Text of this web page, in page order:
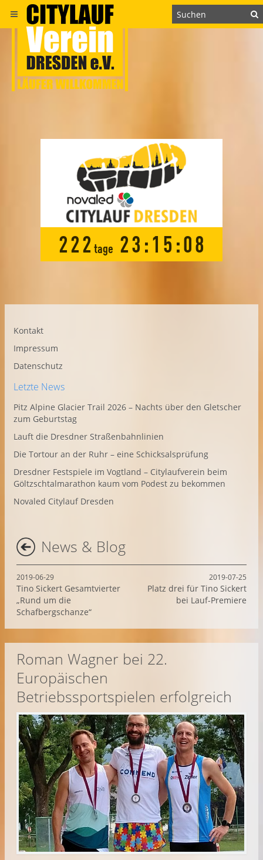
222 tage 23 : 1 5 :07
Kontakt
Impressum
Datenschutz
Letzte News
Pitz Alpine Glacier Trail 2026 – Nachts über den Gletscher
zum Geburtstag
Lauft die Dresdner Straßenbahnlinien
Die Tortour an der Ruhr – eine Schicksalsprüfung
Dresdner Festspiele im Vogtland – Citylaufverein beim
Göltzschtalmarathon kaum vom Podest zu bekommen
Novaled Citylauf Dresden
News & Blog
2019-07-25
Platz drei für Tino Sickert
bei Lauf-Premiere
2019-06-29
Tino Sickert Gesamtvierter
„Rund um die
Schafbergschanze“
Roman Wagner bei 22.
Europäischen
Betriebssportspielen erfolgreich